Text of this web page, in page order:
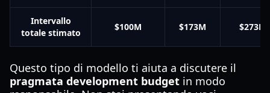
Intervallo
totale stimato
$100M $173M $273M
Questo tipo di modello ti aiuta a discutere il
pragmata development budget in modo